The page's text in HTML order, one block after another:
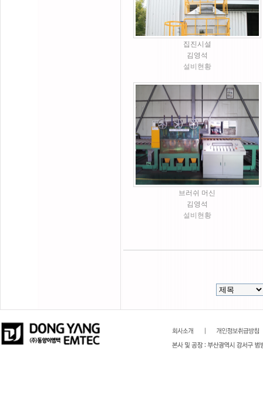
집진시설
김영석
설비현황
브러쉬 머신
김영석
설비현황